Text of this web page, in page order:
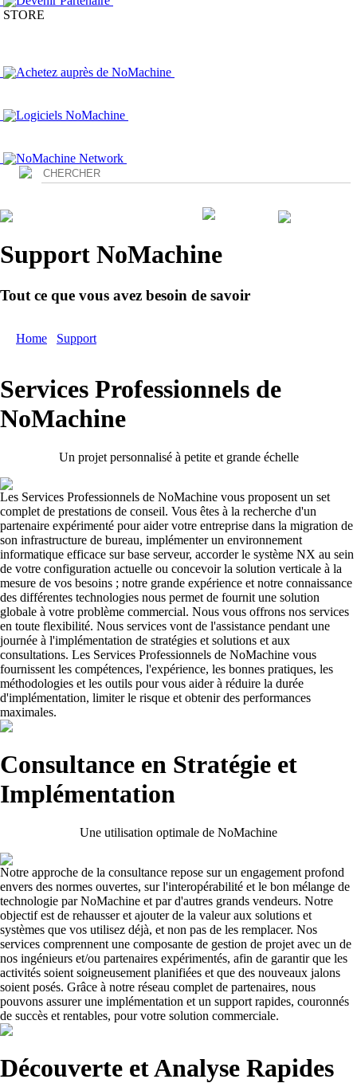
STORE
Achetez auprès de NoMachine
Logiciels NoMachine
NoMachine Network
Support NoMachine
Tout ce que vous avez besoin de savoir
Home Support
Services Professionnels de
NoMachine
Un projet personnalisé à petite et grande échelle
Les Services Professionnels de NoMachine vous proposent un set
complet de prestations de conseil. Vous êtes à la recherche d'un
partenaire expérimenté pour aider votre entreprise dans la migration de
son infrastructure de bureau, implémenter un environnement
informatique efficace sur base serveur, accorder le système NX au sein
de votre configuration actuelle ou concevoir la solution verticale à la
mesure de vos besoins ; notre grande expérience et notre connaissance
des différentes technologies nous permet de fournit une solution
globale à votre problème commercial. Nous vous offrons nos services
en toute flexibilité. Nous services vont de l'assistance pendant une
journée à l'implémentation de stratégies et solutions et aux
consultations. Les Services Professionnels de NoMachine vous
fournissent les compétences, l'expérience, les bonnes pratiques, les
méthodologies et les outils pour vous aider à réduire la durée
d'implémentation, limiter le risque et obtenir des performances
maximales.
Consultance en Stratégie et
Implémentation
Une utilisation optimale de NoMachine
Notre approche de la consultance repose sur un engagement profond
envers des normes ouvertes, sur l'interopérabilité et le bon mélange de
technologie par NoMachine et par d'autres grands vendeurs. Notre
objectif est de rehausser et ajouter de la valeur aux solutions et
systèmes que vos utilisez déjà, et non pas de les remplacer. Nos
services comprennent une composante de gestion de projet avec un de
nos ingénieurs et/ou partenaires expérimentés, afin de garantir que les
activités soient soigneusement planifiées et que des nouveaux jalons
soient posés. Grâce à notre réseau complet de partenaires, nous
pouvons assurer une implémentation et un support rapides, couronnés
de succès et rentables, pour votre solution commerciale.
Découverte et Analyse Rapides